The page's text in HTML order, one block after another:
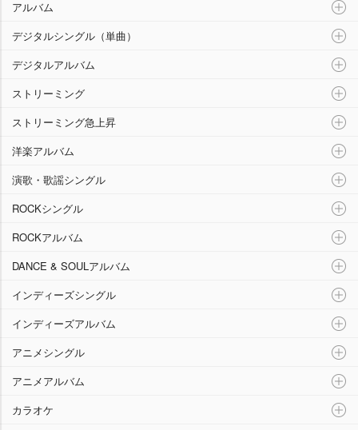
アルバム
デジタルシングル（単曲）
デジタルアルバム
ストリーミング
ストリーミング急上昇
洋楽アルバム
演歌・歌謡シングル
ROCKシングル
ROCKアルバム
DANCE & SOULアルバム
インディーズシングル
インディーズアルバム
アニメシングル
アニメアルバム
カラオケ